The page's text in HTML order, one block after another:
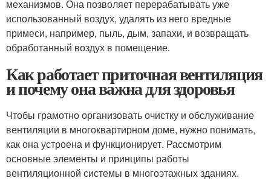
механизмов. Она позволяет перерабатывать уже
использованный воздух, удалять из него вредные
примеси, например, пыль, дым, запахи, и возвращать
обработанный воздух в помещение.
Как работает приточная вентиляция
и почему она важна для здоровья
Чтобы грамотно организовать очистку и обслуживание
вентиляции в многоквартирном доме, нужно понимать,
как она устроена и функционирует. Рассмотрим
основные элементы и принципы работы
вентиляционной системы в многоэтажных зданиях.